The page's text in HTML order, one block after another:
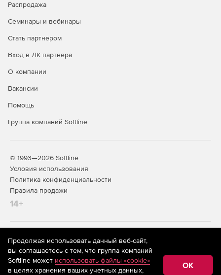
Распродажа
Семинары и вебинары
Стать партнером
Вход в ЛК партнера
О компании
Вакансии
Помощь
Группа компаний Softline
© 1993—2026 Softline
Условия использования
Политика конфиденциальности
Правила продажи
14+
На информационном ресурсе store.softline.ru применяются
рекомендательные технологии
(информационные технологии
предоставления информации на основе сбора,
систематизации и анализа сведений, относящихся к
предпочтениям пользователей сети «Интернет»,
Продолжая использовать данный веб-сайт,
вы соглашаетесь с тем, что группа компаний
Softline может использовать файлы «cookie»
в целях хранения ваших учетных данных,
OK